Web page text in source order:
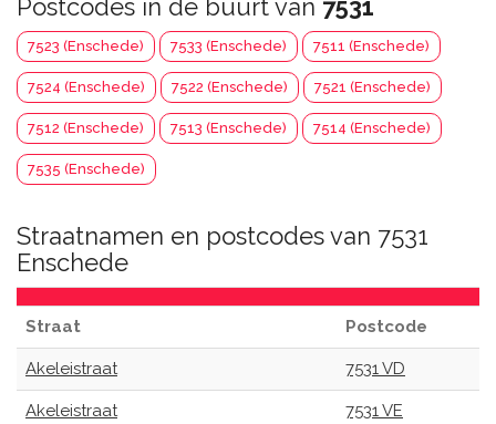
Postcodes in de buurt van 7531
7523 (Enschede) 7533 (Enschede) 7511 (Enschede)
7524 (Enschede) 7522 (Enschede) 7521 (Enschede)
7512 (Enschede) 7513 (Enschede) 7514 (Enschede)
7535 (Enschede)
Straatnamen en postcodes van 7531
Enschede
Straat Postcode
Akeleistraat 7531 VD
Akeleistraat 7531 VE